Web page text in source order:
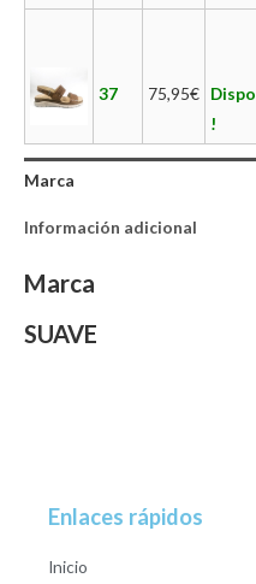
37 75,95€
!
Marca
Información adicional
Marca
SUAVE
Enlaces rápidos
Inicio